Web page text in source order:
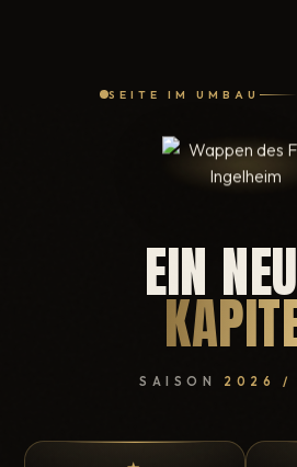
SEITE IM UMBAU
EIN
SAISON 2026 /